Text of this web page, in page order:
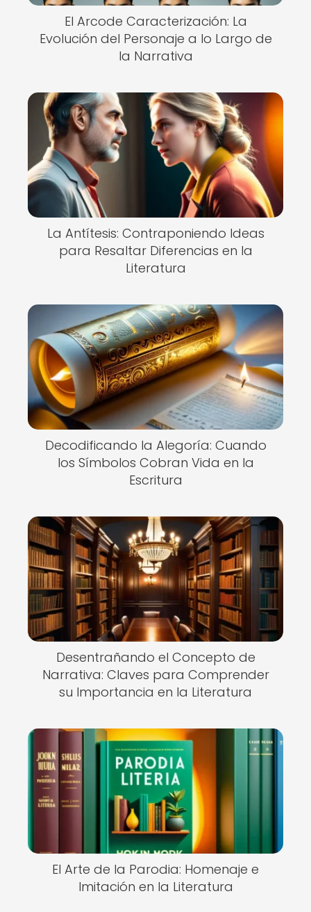
El Arcode Caracterización: La
Evolución del Personaje a lo Largo de
la Narrativa
La Antítesis: Contraponiendo Ideas
para Resaltar Diferencias en la
Literatura
Decodificando la Alegoría: Cuando
los Símbolos Cobran Vida en la
Escritura
Desentrañando el Concepto de
Narrativa: Claves para Comprender
su Importancia en la Literatura
El Arte de la Parodia: Homenaje e
Imitación en la Literatura